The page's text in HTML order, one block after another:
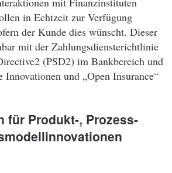
in Echtzeit zur Verfügung
der Kunde dies wünscht. Dieser
mit der Zahlungsdiensterichtlinie
(PSD2) im Bankbereich und
Innovationen und „Open Insurance“
für Produkt-, Prozess-